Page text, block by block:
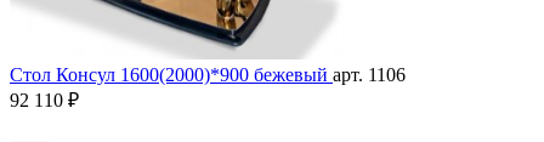
Стол Консул 1600(2000)*900 бежевый арт. 1106
92 110 ₽